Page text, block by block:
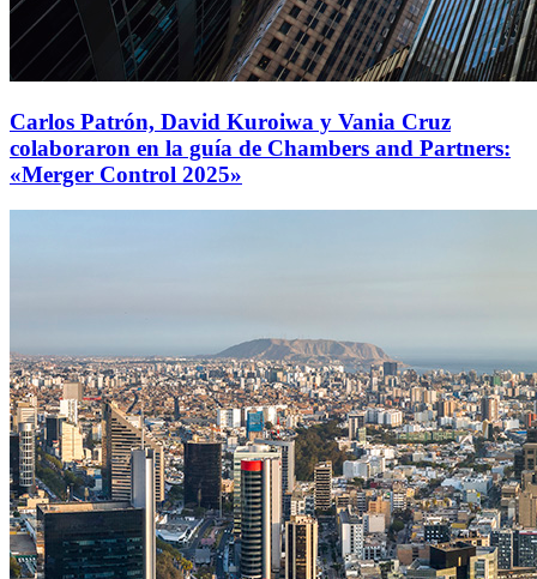
Carlos Patrón, David Kuroiwa y Vania Cruz
colaboraron en la guía de Chambers and Partners:
«Merger Control 2025»